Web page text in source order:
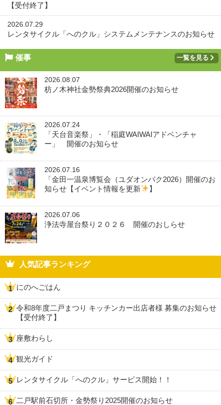
【受付終了】
2026.07.29
レンタサイクル「へのクル」システムメンテナンスのお知らせ
催事 一覧を見る
2026.08.07
枋ノ木神社金勢祭典2026開催のお知らせ
2026.07.24
「天台音楽祭」・「稲庭WAIWAIアドベンチャ
ー」 開催のお知らせ
2026.07.16
「金田一温泉博覧会（ユダオンパク2026）開催のお
知らせ【イベント情報を更新
】
2026.07.06
浄法寺屋台祭り２０２６ 開催のおしらせ
人気記事ランキング
にのへごはん
令和8年度二戸まつり キッチンカー出店者様 募集のお知らせ
【受付終了】
座敷わらし
観光ガイド
レンタサイクル「へのクル」サービス開始！！
二戸駅前石切所・金勢祭り2025開催のお知らせ